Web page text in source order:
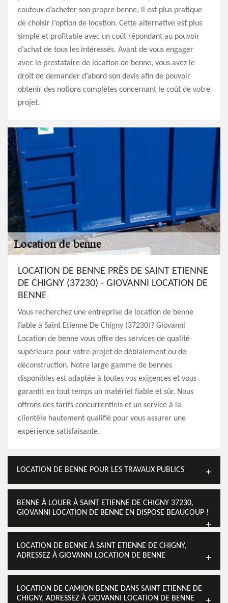
couteux d’acheter son propre benne, il est plus pratique
de choisir l’option de location. Cette alternative est plus
simple et profitable avec un coût répondant au pouvoir
d’achat de tous les intéressés. Avant de vous engager
avec le prestataire de location de benne, vous avez le
droit de demander d’abord son devis afin de pouvoir
obtenir des notions complètes concernant le coût de votre
projet.
LOCATION DE BENNE PRÈS DE SAINT ETIENNE
DE CHIGNY (37230) - GIOVANNI LOCATION DE
BENNE
Vous recherchez une entreprise de location de benne
fiable à Saint Etienne De Chigny (37230)? Giovanni
Location de benne vous offre des services de qualité
supérieure pour votre projet de déblaiement ou de
déconstruction. Notre large gamme de bennes
disponibles est adaptée à toutes vos exigences et vous
garantit en tout temps un matériel fiable et sûr. Nous
offrons des tarifs concurrentiels et un service à la
clientèle hautement qualifié pour vous assurer une
expérience satisfaisante.
LOCATION DE BENNE POUR LES TRAVAUX PUBLICS
BENNE À LOUER À SAINT ETIENNE DE CHIGNY 37230,
GIOVANNI LOCATION DE BENNE EN DISPOSE BEAUCOUP !
LOCATION DE BENNE À SAINT ETIENNE DE CHIGNY,
ADRESSEZ À GIOVANNI LOCATION DE BENNE
LOCATION DE CAMION BENNE DANS SAINT ETIENNE DE
CHIGNY, ADRESSEZ À GIOVANNI LOCATION DE BENNE